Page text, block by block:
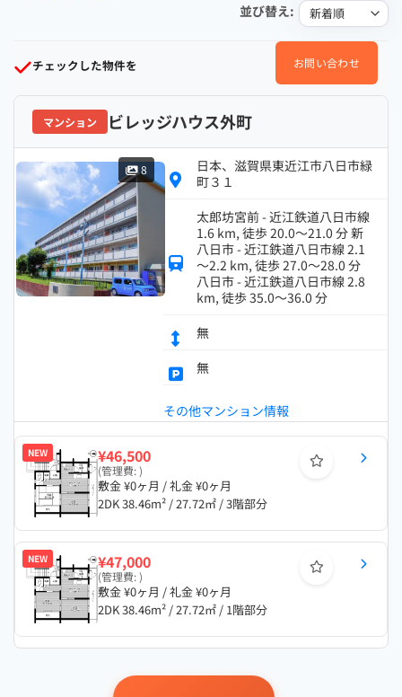
並び替え:
チェックした物件を お問い合わせ
マンション ビレッジハウス外町
8
日本、滋賀県東近江市八日市緑
町３１
太郎坊宮前 - 近江鉄道八日市線
1.6 km, 徒歩 20.0～21.0 分 新
八日市 - 近江鉄道八日市線 2.1
～2.2 km, 徒歩 27.0～28.0 分
八日市 - 近江鉄道八日市線 2.8
km, 徒歩 35.0～36.0 分
無
無
その他マンション情報
NEW ¥46,500
(管理費: )
敷金 ¥0ヶ月 / 礼金 ¥0ヶ月
2DK 38.46m² / 27.72㎡ / 3階部分
NEW ¥47,000
(管理費: )
敷金 ¥0ヶ月 / 礼金 ¥0ヶ月
2DK 38.46m² / 27.72㎡ / 1階部分